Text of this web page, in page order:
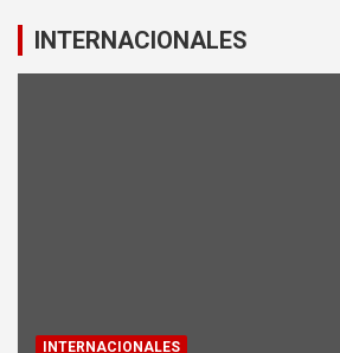
INTERNACIONALES
INTERNACIONALES